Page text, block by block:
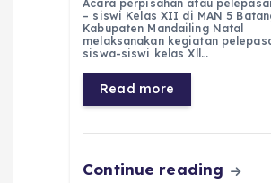
c
e
b
o
o
k
a
ts
A
p
p
e
g
r
a
m
ss
e
er
l
Acara perpisahan atau
– siswi Kelas XII di MAN 5
Kabupaten Mandailing Natal
melaksanakan kegiatan
siswa-siswi kelas Xll…
Read more
Continue reading